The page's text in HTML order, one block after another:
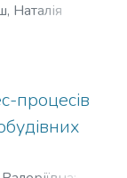
Наталія
процесів